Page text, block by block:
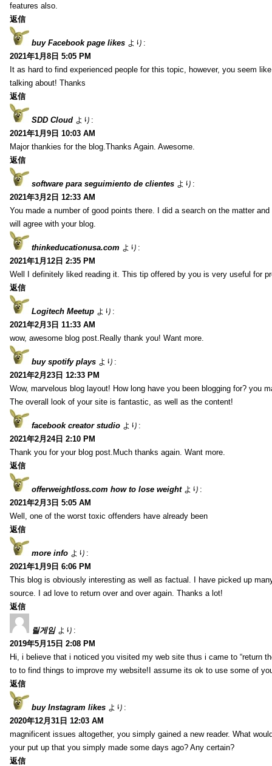
features also.
返信
buy Facebook page likes より:
2021年1月8日 5:05 PM
It as hard to find experienced people for this topic, however, you seem
talking about! Thanks
返信
SDD Cloud より:
2021年1月9日 10:03 AM
Major thankies for the blog.Thanks Again. Awesome.
返信
software para seguimiento de clientes より:
2021年3月2日 12:33 AM
You made a number of good points there. I did a search on the matter
will agree with your blog.
thinkeducationusa.com より:
2021年1月12日 2:35 PM
Well I definitely liked reading it. This tip offered by you is very useful for
返信
Logitech Meetup より:
2021年2月3日 11:33 AM
wow, awesome blog post.Really thank you! Want more.
buy spotify plays より:
2021年2月23日 12:33 PM
Wow, marvelous blog layout! How long have you been blogging for? you
The overall look of your site is fantastic, as well as the content!
facebook creator studio より:
2021年2月24日 2:10 PM
Thank you for your blog post.Much thanks again. Want more.
返信
offerweightloss.com how to lose weight より:
2021年2月3日 5:05 AM
Well, one of the worst toxic offenders have already been
返信
more info より:
2021年1月9日 6:06 PM
This blog is obviously interesting as well as factual. I have picked up
source. I ad love to return over and over again. Thanks a lot!
返信
릴게임 より:
2019年5月15日 2:08 PM
Hi, i believe that i noticed you visited my web site thus i came to “return
to to find things to improve my website!I assume its ok to use some of
返信
buy Instagram likes より:
2020年12月31日 12:03 AM
magnificent issues altogether, you simply gained a new reader. What
your put up that you simply made some days ago? Any certain?
返信